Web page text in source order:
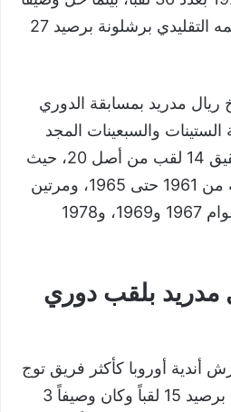
25 مرة، ويأتي خلفه غريمه التقليدي برشلونة برصيد 27
مدريد بمسابقة الدوري
الستينات والسبعينات المجد
الخالد للنادي الملكي بتحقيق 14 لقب من أصل 20، حيث
حقق خمس ألقاب متتالية من 1961 حتى 1965، ومرتين
ثلاث ألقاب متتالية بين أعوام 1967 و1969، و1978
مدريد بلقب دوري
أندية أوروبا كأكثر فريق توج
بلقب دوري أبطال أوروبا برصيد 15 لقباً وكان وصيفاً 3